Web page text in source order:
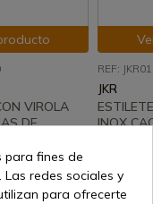
VIROLA
DE
a 15 días
REF:
JKR
INOX
Envío
para fines de
redes sociales y
para ofrecerte